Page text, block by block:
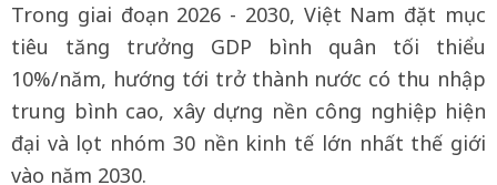
Trong giai đoạn 2026 - 2030, Việt Nam đặt mục
tiêu tăng trưởng GDP bình quân tối thiểu
10%/năm, hướng tới trở thành nước có thu nhập
trung bình cao, xây dựng nền công nghiệp hiện
đại và lọt nhóm 30 nền kinh tế lớn nhất thế giới
vào năm 2030.